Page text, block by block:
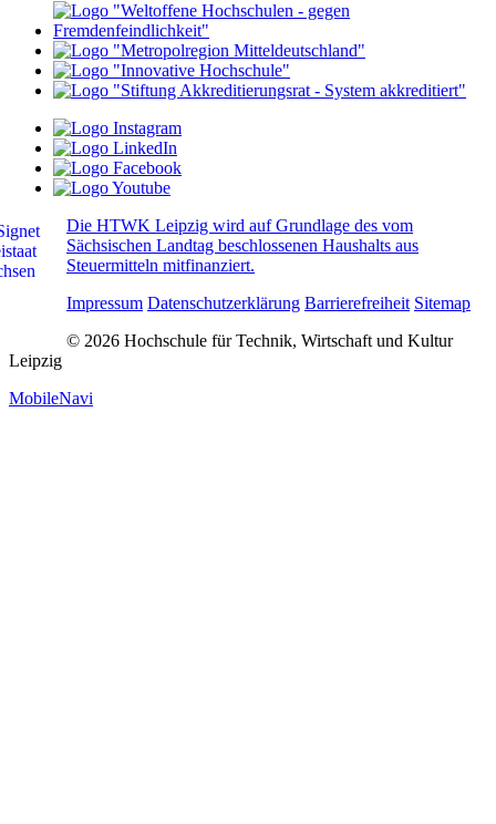
Die HTWK Leipzig wird auf Grundlage des vom
Sächsischen Landtag beschlossenen Haushalts aus
Steuermitteln mitfinanziert.
Impressum Datenschutzerklärung Barrierefreiheit Sitemap
© 2026 Hochschule für Technik, Wirtschaft und Kultur
Leipzig
MobileNavi